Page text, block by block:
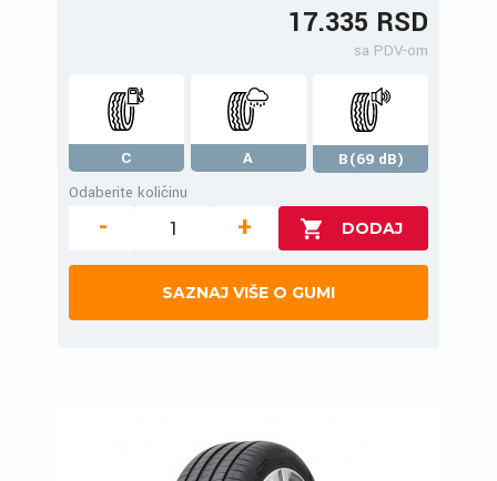
17.335 RSD
sa PDV-om
C A
B(69 dB)
Odaberite količinu
- +
SAZNAJ VIŠE O GUMI